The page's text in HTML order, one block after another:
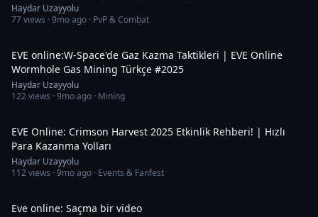
Haydar Uzayyolu
77views ·9mo ago · PvP & Combat
EVE online:W-Space'de Gaz Kazma Taktikleri | EVE Online
Wormhole Gas Mining Türkçe #2025
Haydar Uzayyolu
122views ·9mo ago · Mining
EVE Online: Crimson Harvest 2025 Etkinlik Rehberi! | Hızlı
Para Kazanma Yolları
Haydar Uzayyolu
112views ·9mo ago · Events & Fanfest
Eve online: Saçma bir video